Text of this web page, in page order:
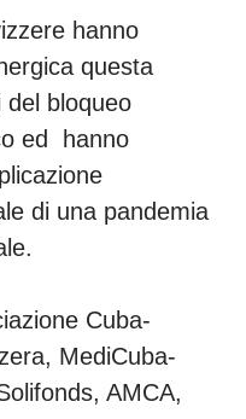
hanno
questa
del bloqueo
ed hanno
di una pandemia
Cuba-
MediCuba-
AMCA,